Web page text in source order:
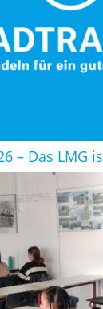
– Das LMG